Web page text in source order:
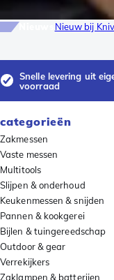
Nieuw bij
Snelle levering uit
voorraad
categorieën
Zakmessen
Vaste messen
Multitools
Slijpen & onderhoud
Keukenmessen & snijden
Pannen & kookgerei
Bijlen & tuingereedschap
Outdoor & gear
Verrekijkers
Zaklampen & batterijen